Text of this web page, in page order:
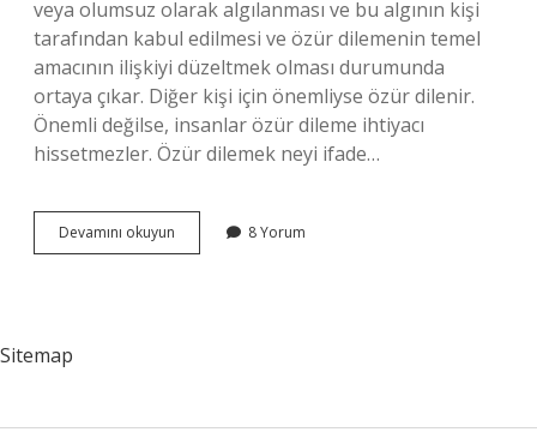
veya olumsuz olarak algılanması ve bu algının kişi
tarafından kabul edilmesi ve özür dilemenin temel
amacının ilişkiyi düzeltmek olması durumunda
ortaya çıkar. Diğer kişi için önemliyse özür dilenir.
Önemli değilse, insanlar özür dileme ihtiyacı
hissetmezler. Özür dilemek neyi ifade…
Devamını okuyun
Yazısı
8 Yorum
Sitemap